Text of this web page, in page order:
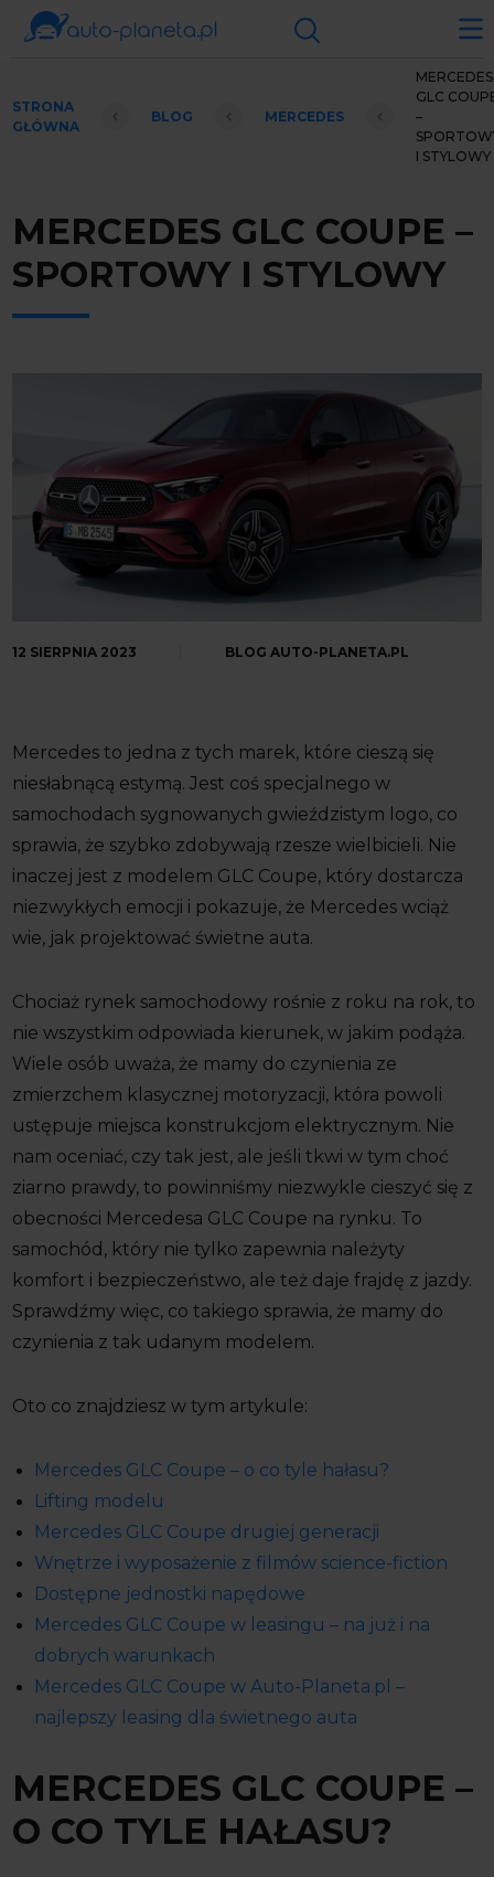
STRONA
GŁÓWNA
BLOG MERCEDES
MERCEDES
GLC
–
I STYLOWY
MERCEDES GLC COUPE –
SPORTOWY I STYLOWY
12 SIERPNIA 2023 BLOG AUTO-PLANETA.PL
Mercedes to jedna z tych marek, które cieszą się
niesłabnącą estymą. Jest coś specjalnego w
samochodach sygnowanych gwieździstym logo, co
sprawia, że szybko zdobywają rzesze wielbicieli. Nie
inaczej jest z modelem GLC Coupe, który dostarcza
niezwykłych emocji i pokazuje, że Mercedes wciąż
wie, jak projektować świetne auta.
Chociaż rynek samochodowy rośnie z roku na rok, to
nie wszystkim odpowiada kierunek, w jakim podąża.
Wiele osób uważa, że mamy do czynienia ze
zmierzchem klasycznej motoryzacji, która powoli
ustępuje miejsca konstrukcjom elektrycznym. Nie
nam oceniać, czy tak jest, ale jeśli tkwi w tym choć
ziarno prawdy, to powinniśmy niezwykle cieszyć się z
obecności Mercedesa GLC Coupe na rynku. To
samochód, który nie tylko zapewnia należyty
komfort i bezpieczeństwo, ale też daje frajdę z jazdy.
Sprawdźmy więc, co takiego sprawia, że mamy do
czynienia z tak udanym modelem.
Oto co znajdziesz w tym artykule:
Mercedes GLC Coupe – o co tyle hałasu?
Lifting modelu
Mercedes GLC Coupe drugiej generacji
Wnętrze i wyposażenie z filmów science-fiction
Dostępne jednostki napędowe
Mercedes GLC Coupe w leasingu – na już i na
dobrych warunkach
Mercedes GLC Coupe w Auto-Planeta.pl –
najlepszy leasing dla świetnego auta
MERCEDES GLC COUPE –
O CO TYLE HAŁASU?